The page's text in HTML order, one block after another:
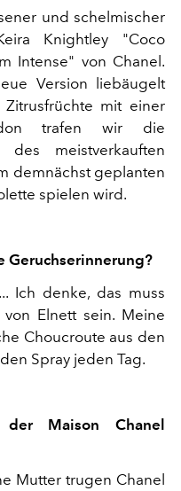
und schelmischer
Knightley "Coco
Intense" von Chanel.
Version liebäugelt
mit einer
trafen wir die
meistverkauften
demnächst geplanten
spielen wird.
Geruchserinnerung?
Ich denke, das muss
Elnett sein. Meine
Choucroute aus den
Spray jeden Tag.
Maison Chanel
Mutter trugen Chanel